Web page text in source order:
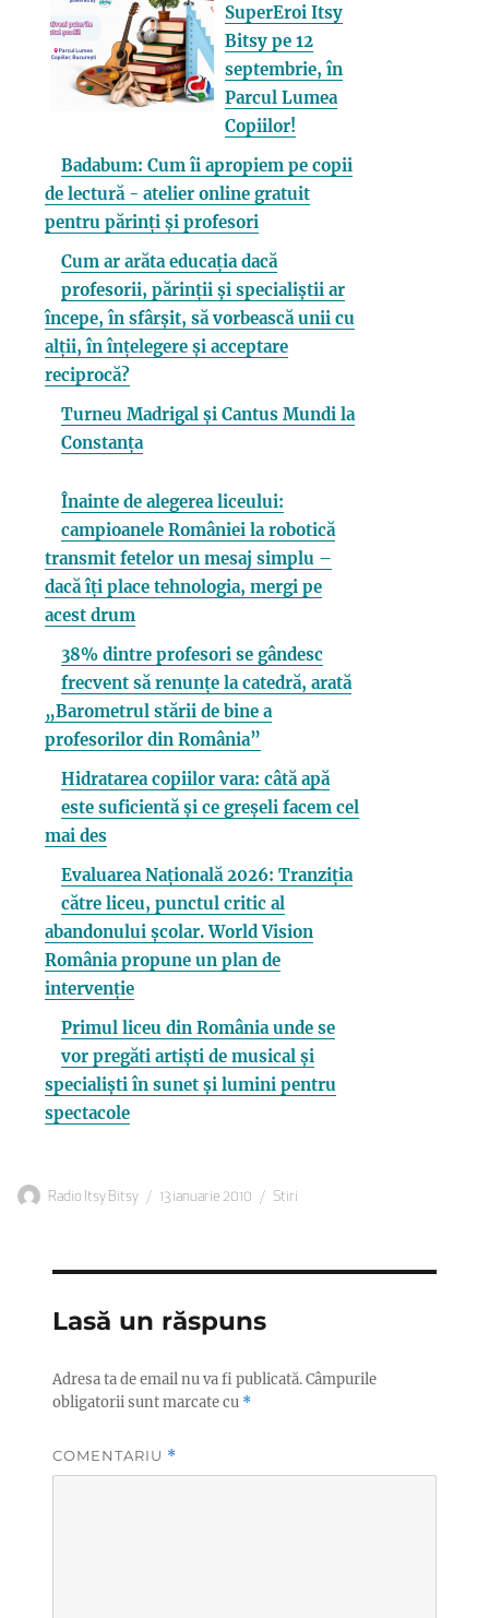
SuperEroi Itsy
Bitsy pe 12
septembrie, în
Parcul Lumea
Copiilor!
Badabum: Cum îi apropiem pe copii
de lectură - atelier online gratuit
pentru părinți și profesori
Cum ar arăta educația dacă
profesorii, părinții și specialiștii ar
începe, în sfârșit, să vorbească unii cu
alții, în înțelegere și acceptare
reciprocă?
Turneu Madrigal și Cantus Mundi la
Constanța
Înainte de alegerea liceului:
campioanele României la robotică
transmit fetelor un mesaj simplu –
dacă îți place tehnologia, mergi pe
acest drum
38% dintre profesori se gândesc
frecvent să renunțe la catedră, arată
„Barometrul stării de bine a
profesorilor din România”
Hidratarea copiilor vara: câtă apă
este suficientă și ce greșeli facem cel
mai des
Evaluarea Națională 2026: Tranziția
către liceu, punctul critic al
abandonului școlar. World Vision
România propune un plan de
intervenție
Primul liceu din România unde se
vor pregăti artiști de musical și
specialiști în sunet și lumini pentru
spectacole
Autor
Radio Itsy Bitsy
Publicat
13 ianuarie 2010 Categorii
Stiri
Lasă un răspuns
Adresa ta de email nu va fi publicată.Câmpurile
obligatorii sunt marcate cu *
COMENTARIU *